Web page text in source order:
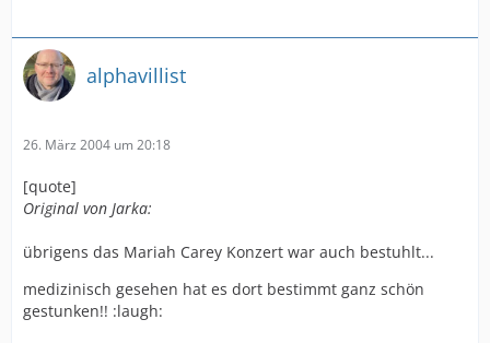
alphavillist
26. März 2004 um 20:18
[quote]
Original von Jarka:
übrigens das Mariah Carey Konzert war auch bestuhlt...
medizinisch gesehen hat es dort bestimmt ganz schön
gestunken!! :laugh: